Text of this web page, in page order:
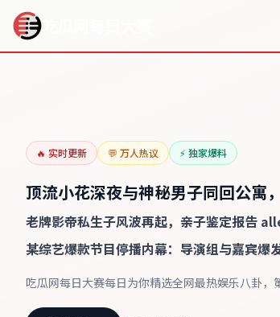
明星八卦
🔥 实时更新 💬 万人热议 ⚡ 独家爆料
顶流小花深夜与神秘男子同回公寓
老牌影帝私生子风波再起，亲子鉴定报告
某综艺爆款节目停播内幕：导演组与嘉宾爆
吃瓜网每日大赛每日为你精选全网最热娱乐八卦，